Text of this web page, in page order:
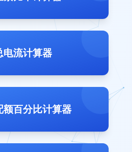
电流计算器
额百分比计算器